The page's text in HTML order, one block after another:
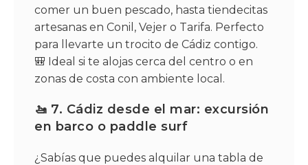
comer un buen pescado, hasta tiendecitas
artesanas en Conil, Vejer o Tarifa. Perfecto
para llevarte un trocito de Cádiz contigo.
🎒 Ideal si te alojas cerca del centro o en
zonas de costa con ambiente local.
🚤 7. Cádiz desde el mar: excursión
en barco o paddle surf
¿Sabías que puedes alquilar una tabla de